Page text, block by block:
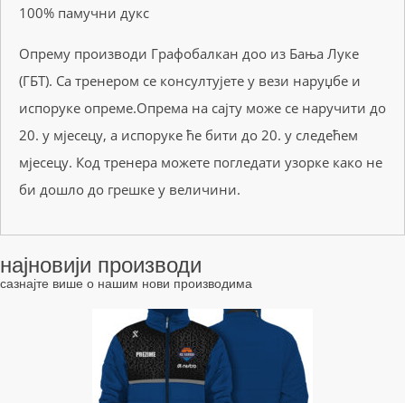
100% памучни дукс
Опрему производи Графобалкан доо из Бања Луке
(ГБТ). Са тренером се консултујете у вези наруџбе и
испоруке опреме.Опрема на сајту може се наручити до
20. у мјесецу, а испоруке ће бити до 20. у следећем
мјесецу. Код тренера можете погледати узорке како не
би дошло до грешке у величини.
најновији производи
сазнајте више о нашим нови производима